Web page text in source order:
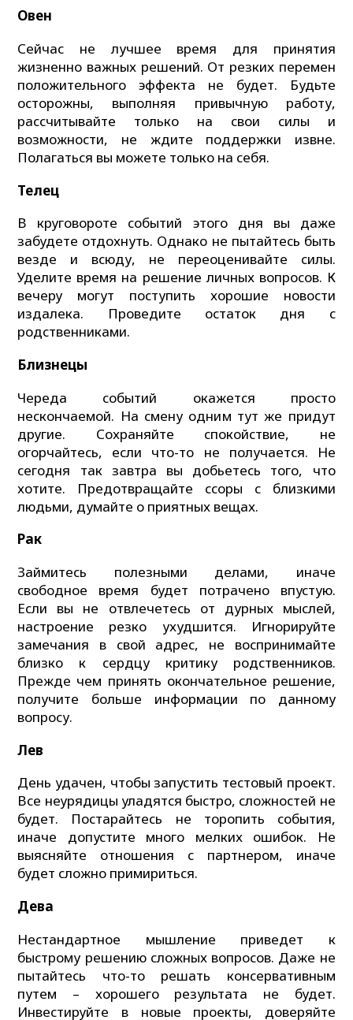
Овен
Сейчас не лучшее время для принятия
жизненно важных решений. От резких перемен
положительного эффекта не будет. Будьте
осторожны, выполняя привычную работу,
рассчитывайте только на свои силы и
возможности, не ждите поддержки извне.
Полагаться вы можете только на себя.
Телец
В круговороте событий этого дня вы даже
забудете отдохнуть. Однако не пытайтесь быть
везде и всюду, не переоценивайте силы.
Уделите время на решение личных вопросов. К
вечеру могут поступить хорошие новости
издалека. Проведите остаток дня с
родственниками.
Близнецы
Череда событий окажется просто
нескончаемой. На смену одним тут же придут
другие. Сохраняйте спокойствие, не
огорчайтесь, если что-то не получается. Не
сегодня так завтра вы добьетесь того, что
хотите. Предотвращайте ссоры с близкими
людьми, думайте о приятных вещах.
Рак
Займитесь полезными делами, иначе
свободное время будет потрачено впустую.
Если вы не отвлечетесь от дурных мыслей,
настроение резко ухудшится. Игнорируйте
замечания в свой адрес, не воспринимайте
близко к сердцу критику родственников.
Прежде чем принять окончательное решение,
получите больше информации по данному
вопросу.
Лев
День удачен, чтобы запустить тестовый проект.
Все неурядицы уладятся быстро, сложностей не
будет. Постарайтесь не торопить события,
иначе допустите много мелких ошибок. Не
выясняйте отношения с партнером, иначе
будет сложно примириться.
Дева
Нестандартное мышление приведет к
быстрому решению сложных вопросов. Даже не
пытайтесь что-то решать консервативным
путем – хорошего результата не будет.
Инвестируйте в новые проекты, доверяйте